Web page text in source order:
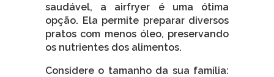
saudável, a airfryer é uma ótima
opção. Ela permite preparar diversos
pratos com menos óleo, preservando
os nutrientes dos alimentos.
Considere o tamanho da sua família: